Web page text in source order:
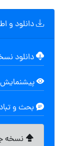
دانلود و
دانلود نسخه
پیشنمایش
بحث و
نسخه